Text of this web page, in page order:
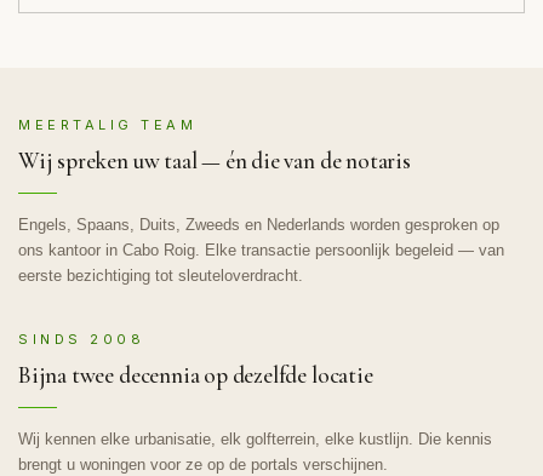
MEERTALIG TEAM
Wij spreken uw taal — én die van de notaris
Engels, Spaans, Duits, Zweeds en Nederlands worden gesproken op
ons kantoor in Cabo Roig. Elke transactie persoonlijk begeleid — van
eerste bezichtiging tot sleuteloverdracht.
SINDS 2008
Bijna twee decennia op dezelfde locatie
Wij kennen elke urbanisatie, elk golfterrein, elke kustlijn. Die kennis
brengt u woningen voor ze op de portals verschijnen.